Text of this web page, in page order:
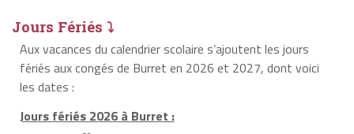
Jours Fériés ⤵
Aux vacances du calendrier scolaire s’ajoutent les jours
fériés aux congés de Burret en 2026 et 2027, dont voici
les dates :
Jours fériés 2026 à Burret :